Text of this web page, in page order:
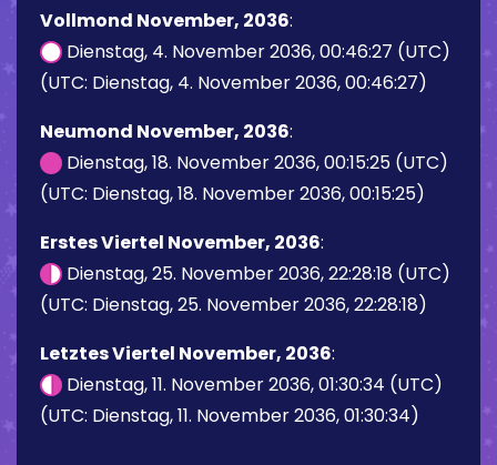
Vollmond November, 2036:
Dienstag, 4. November 2036, 00:46:27 (UTC)
(UTC: Dienstag, 4. November 2036, 00:46:27)
Neumond November, 2036:
Dienstag, 18. November 2036, 00:15:25 (UTC)
(UTC: Dienstag, 18. November 2036, 00:15:25)
Erstes Viertel November, 2036:
Dienstag, 25. November 2036, 22:28:18 (UTC)
(UTC: Dienstag, 25. November 2036, 22:28:18)
Letztes Viertel November, 2036:
Dienstag, 11. November 2036, 01:30:34 (UTC)
(UTC: Dienstag, 11. November 2036, 01:30:34)